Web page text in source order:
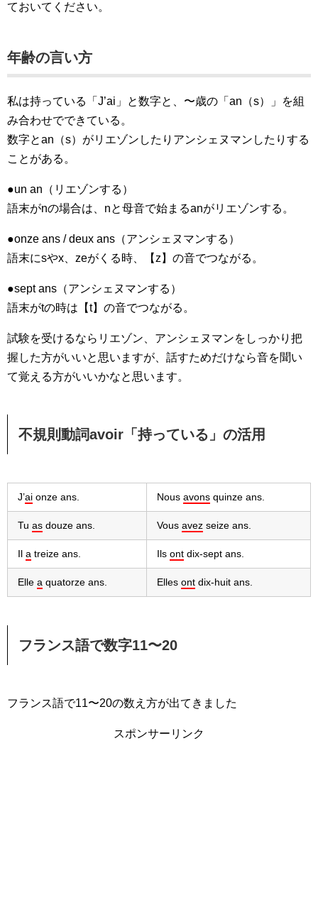
ておいてください。
年齢の言い方
私は持っている「J’ai」と数字と、〜歳の「an（s）」を組
み合わせでできている。
数字とan（s）がリエゾンしたりアンシェヌマンしたりする
ことがある。
●un an（リエゾンする）
語末がnの場合は、nと母音で始まるanがリエゾンする。
●onze ans / deux ans（アンシェヌマンする）
語末にsやx、zeがくる時、【z】の音でつながる。
●sept ans（アンシェヌマンする）
語末がtの時は【t】の音でつながる。
試験を受けるならリエゾン、アンシェヌマンをしっかり把
握した方がいいと思いますが、話すためだけなら音を聞い
て覚える方がいいかなと思います。
不規則動詞avoir「持っている」の活用
J’aionze ans. Nous avonsquinze ans.
Tu asdouze ans. Vous avezseize ans.
atreize ans. Ils ontdix-sept ans.
Elle aquatorze ans. Elles ontdix-huit ans.
フランス語で数字11〜20
フランス語で11〜20の数え方が出てきました
スポンサーリンク